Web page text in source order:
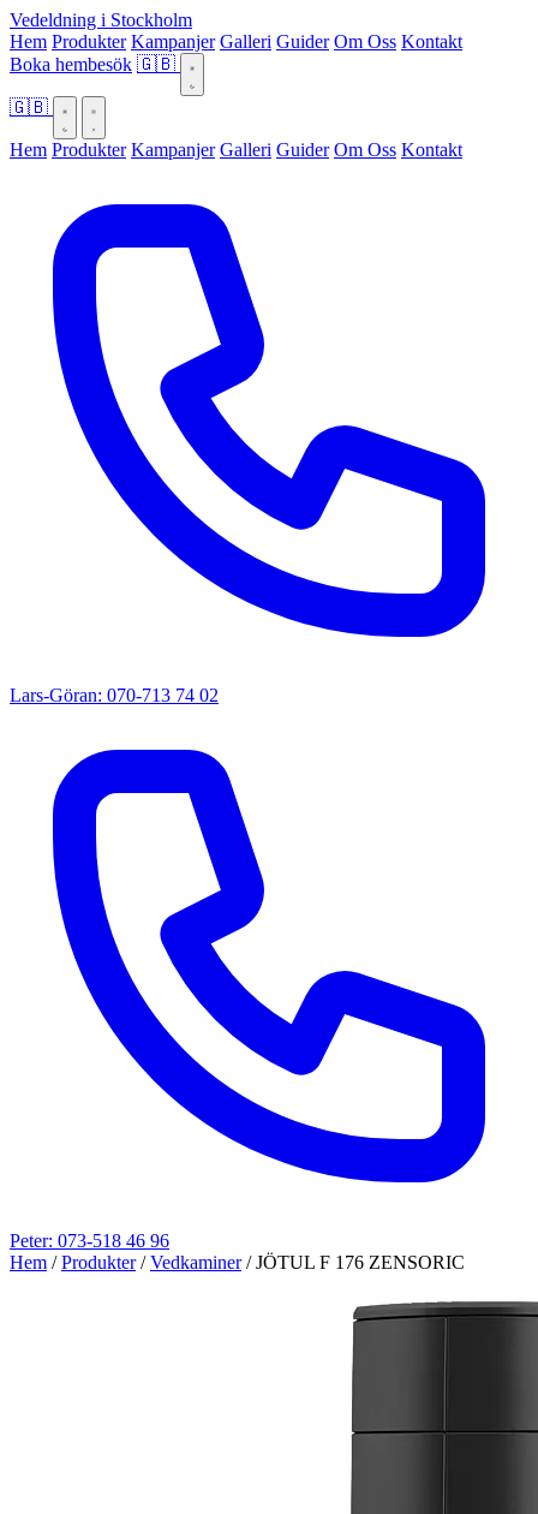
Vedeldning i Stockholm
Hem Produkter Kampanjer Galleri Guider Om Oss Kontakt
Boka hembesök 🇬🇧
🇬🇧
Hem Produkter Kampanjer Galleri Guider Om Oss Kontakt
Lars-Göran: 070-713 74 02
Peter: 073-518 46 96
Hem / Produkter / Vedkaminer / JÖTUL F 176 ZENSORIC